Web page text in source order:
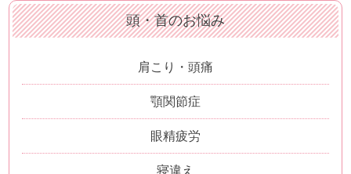
頭・首のお悩み
肩こり・頭痛
顎関節症
眼精疲労
寝違え